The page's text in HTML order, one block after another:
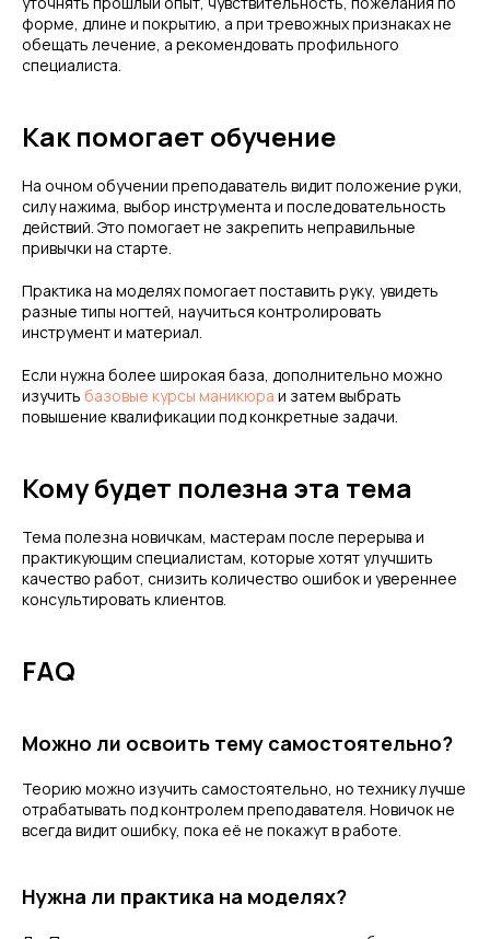
форме, длине и покрытию, а при тревожных признаках не
обещать лечение, а рекомендовать профильного
специалиста.
Как помогает обучение
На очном обучении преподаватель видит положение руки,
силу нажима, выбор инструмента и последовательность
действий. Это помогает не закрепить неправильные
привычки на старте.
Практика на моделях помогает поставить руку, увидеть
разные типы ногтей, научиться контролировать
инструмент и материал.
Если нужна более широкая база, дополнительно можно
изучить базовые курсы маникюра и затем выбрать
повышение квалификации под конкретные задачи.
Кому будет полезна эта тема
Тема полезна новичкам, мастерам после перерыва и
практикующим специалистам, которые хотят улучшить
качество работ, снизить количество ошибок и увереннее
консультировать клиентов.
FAQ
Можно ли освоить тему самостоятельно?
Теорию можно изучить самостоятельно, но технику лучше
отрабатывать под контролем преподавателя. Новичок не
всегда видит ошибку, пока её не покажут в работе.
Нужна ли практика на моделях?